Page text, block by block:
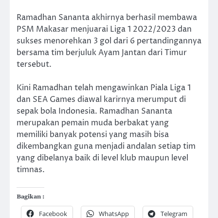
Ramadhan Sananta akhirnya berhasil membawa
PSM Makasar menjuarai Liga 1 2022/2023 dan
sukses menorehkan 3 gol dari 6 pertandingannya
bersama tim berjuluk Ayam Jantan dari Timur
tersebut.
Kini Ramadhan telah mengawinkan Piala Liga 1
dan SEA Games diawal karirnya merumput di
sepak bola Indonesia. Ramadhan Sananta
merupakan pemain muda berbakat yang
memiliki banyak potensi yang masih bisa
dikembangkan guna menjadi andalan setiap tim
yang dibelanya baik di level klub maupun level
timnas.
Bagikan :
Facebook WhatsApp Telegram